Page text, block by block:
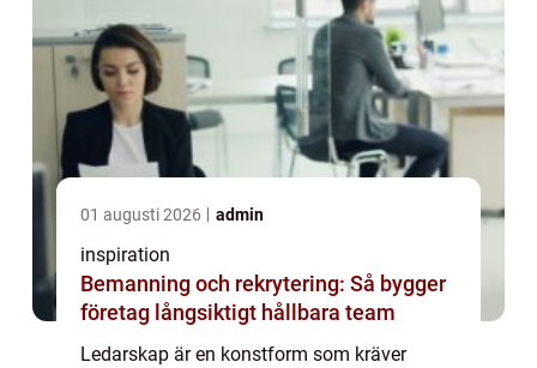
01 augusti 2026 admin
inspiration
Bemanning och rekrytering: Så bygger
företag långsiktigt hållbara team
Ledarskap är en konstform som kräver